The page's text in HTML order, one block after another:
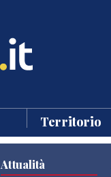
Territorio
Attualità